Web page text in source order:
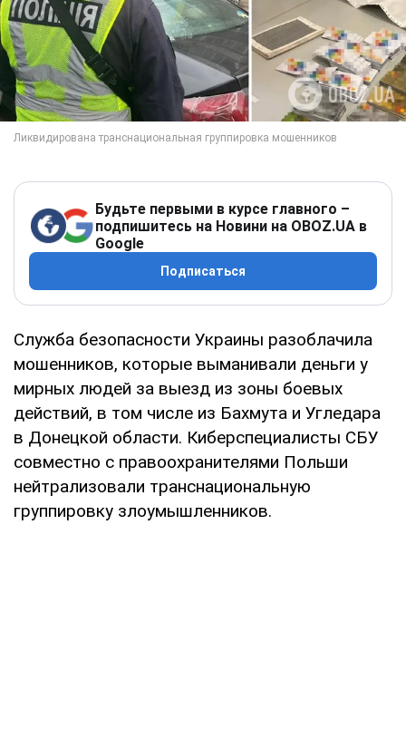
Будьте первыми в курсе главного –
подпишитесь на Новини на OBOZ.UA в
Google
Подписаться
Служба безопасности Украины разоблачила
мошенников, которые выманивали деньги у
мирных людей за выезд из зоны боевых
действий, в том числе из Бахмута и Угледара
в Донецкой области. Киберспециалисты СБУ
совместно с правоохранителями Польши
нейтрализовали транснациональную
группировку злоумышленников.